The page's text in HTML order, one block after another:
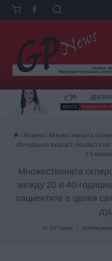
Към
съдържанието
/ Новини / Множествената
40-годишна възраст, бройката
2.5
Множествената
между 20 и 40-
пациентите в целия
от GP News